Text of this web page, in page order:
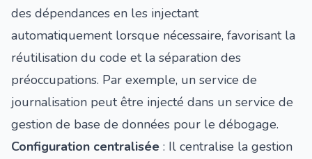
des dépendances en les injectant
automatiquement lorsque nécessaire, favorisant la
réutilisation du code et la séparation des
préoccupations. Par exemple, un service de
journalisation peut être injecté dans un service de
gestion de base de données pour le débogage.
Configuration centralisée : Il centralise la gestion